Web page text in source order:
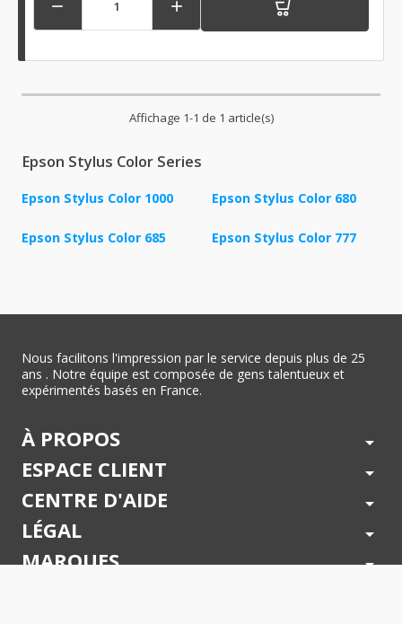
 
Affichage 1-1 de 1 article(s)
Epson Stylus Color Series
Epson Stylus Color 1000 Epson Stylus Color 680
Epson Stylus Color 685 Epson Stylus Color 777
Nous facilitons l'impression par le service depuis plus de 25
ans . Notre équipe est composée de gens talentueux et
expérimentés basés en France.
À PROPOS arrow_drop_down
ESPACE CLIENT arrow_drop_down
CENTRE D'AIDE arrow_drop_down
LÉGAL arrow_drop_down
MARQUES arrow_drop_down